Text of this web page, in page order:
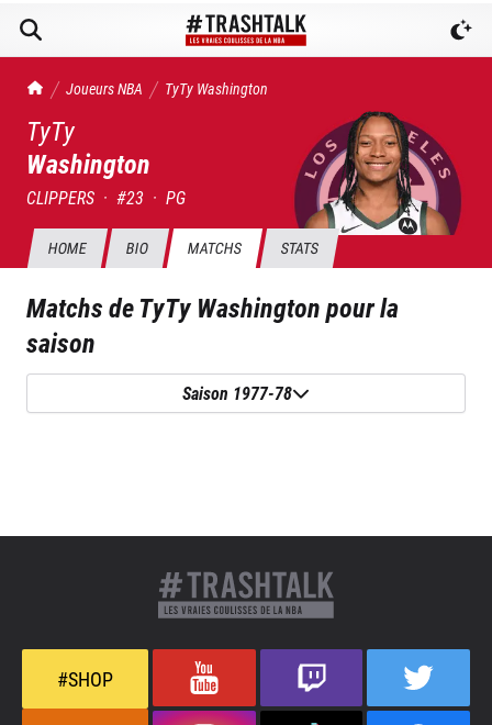
TrashTalk Actu NBA
Joueurs NBA TyTy Washington
TyTy
Washington
CLIPPERS · #23 · PG
HOME BIO MATCHS STATS
Matchs deTyTy Washingtonpour la
saison
Saison 1977-78
#SHOP